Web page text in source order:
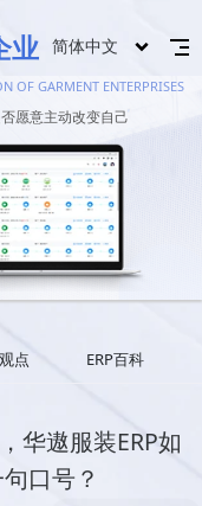
业 简体中文
OF GARMENT ENTERPRISES
愿意主动改变自己
点 ERP百科
华遨服装ERP如
口号？